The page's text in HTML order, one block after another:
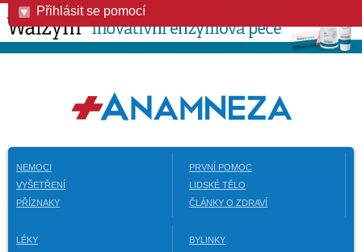
Přihlásit se pomocí
NEMOCI
VYŠETŘENÍ
PŘÍZNAKY
PRVNÍ POMOC
LIDSKÉ TĚLO
ČLÁNKY O ZDRAVÍ
LÉKY
BYLINKY